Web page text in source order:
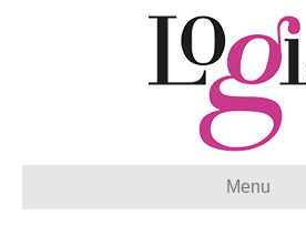
Menu